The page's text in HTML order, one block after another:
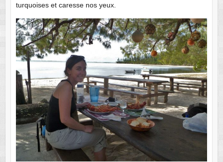
turquoises et caresse nos yeux.